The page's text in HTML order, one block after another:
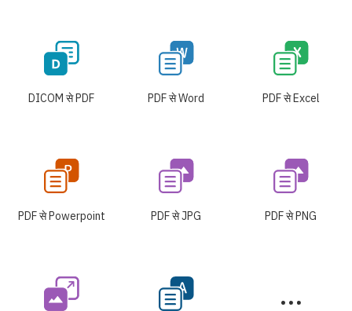
DICOM से PDF PDF से Word PDF से Excel
PDF से Powerpoint PDF से JPG PDF से PNG